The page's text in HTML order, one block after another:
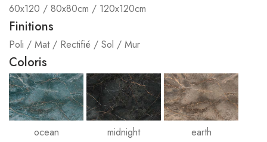
60x120 / 80x80cm / 120x120cm
Finitions
Poli / Mat / Rectifié / Sol / Mur
Coloris
ocean midnight earth